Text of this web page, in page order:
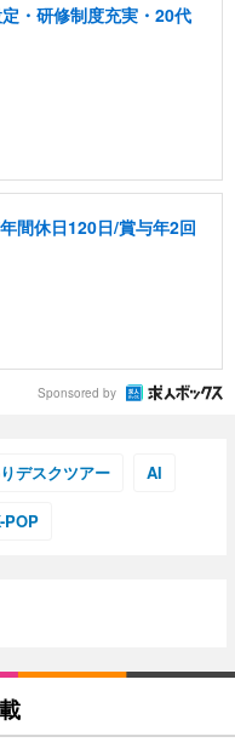
・研修制度充実・20代
間休日120日/賞与年2回
Sponsored by
デスクツアー AI
POP